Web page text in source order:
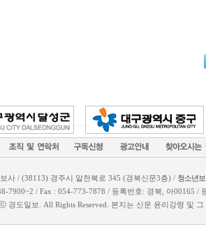
사 / (38113) 경주시 알천북로 345 (경북신문3층) / 청소년
7900~2 / Fax : 054-773-7878 / 등록번호: 경북, 아00165 /
경도일보. All Rights Reserved. 본지는 신문 윤리강령 및